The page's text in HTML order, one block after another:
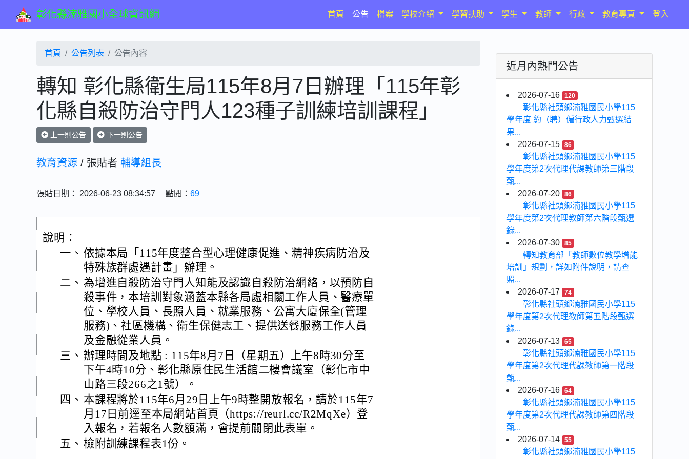
彰化縣湳雅國小全球資訊網 首頁(current)
公告 檔案 學校介紹 學習扶助 學生 教師 行政 教育專頁 登入
首頁 公告列表 公告內容
轉知 彰化縣衛生局115年8月7日辦理「115年彰
化縣自殺防治守門人123種子訓練培訓課程」
上一則公告 下一則公告
教育資源 / 張貼者 輔導組長
張貼日期： 2026-06-23 08:34:57 點閱： 69
說明：
一、 依據本局「115年度整合型心理健康促進、精神疾病防治及
特殊族群處遇計畫」辦理。
二、 為增進自殺防治守門人知能及認識自殺防治網絡，以預防自
殺事件，本培訓對象涵蓋本縣各局處相關工作人員、醫療單
位、學校人員、長照人員、就業服務、公寓大廈保全(管理
服務)、社區機構、衛生保健志工、提供送餐服務工作人員
及金融從業人員。
三、 辦理時間及地點 : 115年8月7日（星期五）上午8時30分至
下午4時10分、彰化縣原住民生活館二樓會議室（彰化市中
山路三段266之1號）。
四、 本課程將於115年6月29日上午9時整開放報名，請於115年7
月17日前逕至本局網站首頁（https://reurl.cc/R2MqXe）登
入報名，若報名人數額滿，會提前關閉此表單。
五、 檢附訓練課程表1份。
近月內熱門公告
2026-07-16 120
彰化縣社頭鄉湳雅國民小學115
學年度 約（聘）僱行政人力甄選結
果...
2026-07-15
86
彰化縣社頭鄉湳雅國民小學115
學年度第2次代理代課教師第三階段
甄...
2026-07-20
86
彰化縣社頭鄉湳雅國民小學115
學年度第2次代理教師第六階段甄選
錄...
2026-07-30
85
轉知教育部「教師數位教學增能
培訓」規劃，詳如附件說明，請查
照...
2026-07-17
74
彰化縣社頭鄉湳雅國民小學115
學年度第2次代理教師第五階段甄選
錄...
2026-07-13
65
彰化縣社頭鄉湳雅國民小學115
學年度第2次代理代課教師第一階段
甄...
2026-07-16
64
彰化縣社頭鄉湳雅國民小學115
學年度第2次代理代課教師第四階段
甄...
2026-07-14
55
彰化縣社頭鄉湳雅國民小學115